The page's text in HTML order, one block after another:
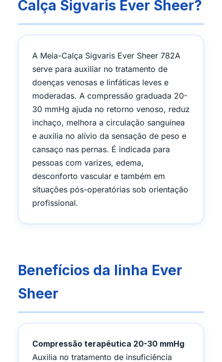
Calça Sigvaris Ever Sheer?
A Meia-Calça Sigvaris Ever Sheer 782A
serve para auxiliar no tratamento de
doenças venosas e linfáticas leves e
moderadas. A compressão graduada 20-
30 mmHg ajuda no retorno venoso, reduz
inchaço, melhora a circulação sanguínea
e auxilia no alívio da sensação de peso e
cansaço nas pernas. É indicada para
pessoas com varizes, edema,
desconforto vascular e também em
situações pós-operatórias sob orientação
profissional.
Benefícios da linha Ever
Sheer
Compressão terapêutica 20-30 mmHg
Auxilia no tratamento de insuficiência